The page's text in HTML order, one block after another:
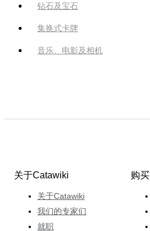
钻石及宝石
集换式卡牌
音乐、电影及相机
关于Catawiki
关于Catawiki
我们的专家们
就职
购买